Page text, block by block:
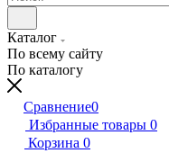
Каталог
По всему сайту
По каталогу
Сравнение0
Избранные товары 0
Корзина 0